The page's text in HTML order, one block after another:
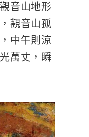
音山地形
觀音山孤
中午則涼
萬丈，瞬